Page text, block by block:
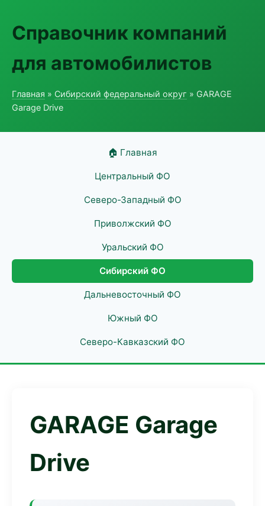
Справочник компаний
для автомобилистов
Главная » Сибирский федеральный округ » GARAGE
Garage Drive
🏠 Главная
Центральный ФО
Северо-Западный ФО
Приволжский ФО
Уральский ФО
Сибирский ФО
Дальневосточный ФО
Южный ФО
Северо-Кавказский ФО
GARAGE Garage
Drive